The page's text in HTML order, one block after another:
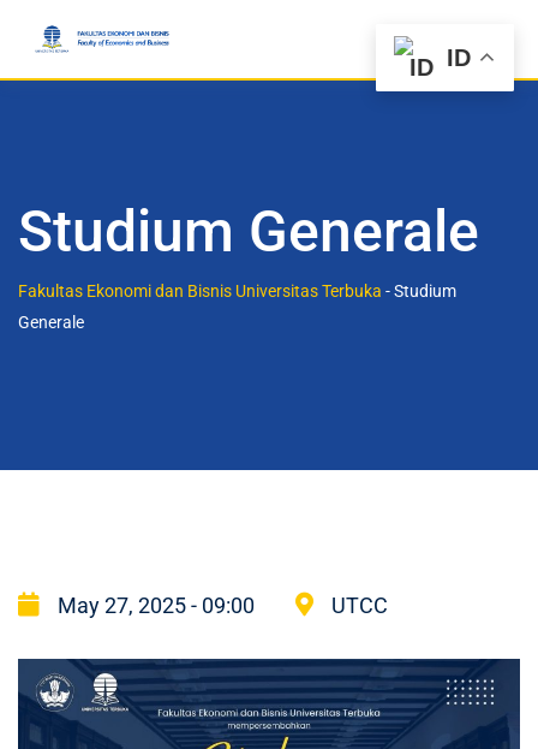
Studium Generale
Fakultas Ekonomi dan Bisnis Universitas Terbuka -Studium
Generale
May 27, 2025 - 09:00 UTCC
ID